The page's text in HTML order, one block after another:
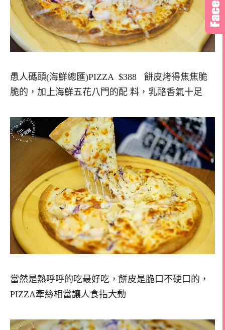
愚人碼頭(海鮮總匯)PIZZA $388 餅皮烤得焦焦脆
脆的，加上海鮮五花八門的配 料，乳酪香氣十足
當然是熱呼呼的吃最好吃，餅皮是脆口不硬口的，
PIZZA牽絲相當讓人食指大動